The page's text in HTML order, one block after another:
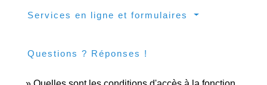
Services en ligne et formulaires
Questions ? Réponses !